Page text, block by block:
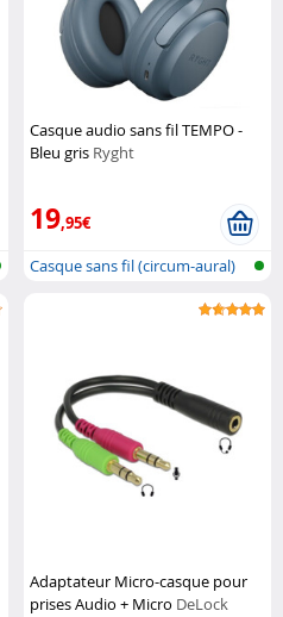
Casque audio sans fil TEMPO -
Bleu gris Ryght
19,95€
Casque sans fil (circum-aural)
Adaptateur Micro-casque pour
prises Audio + Micro DeLock